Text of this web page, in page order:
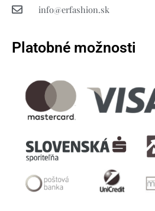
info@erfashion.sk
Platobné možnosti